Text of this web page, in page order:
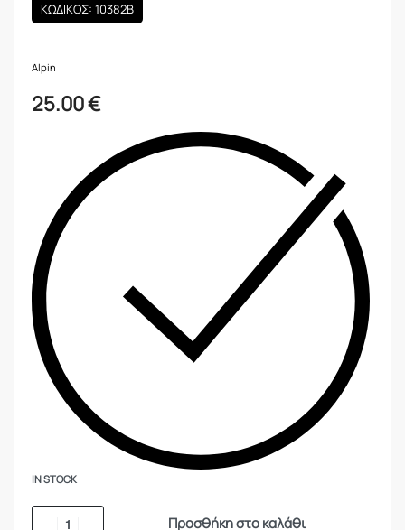
ΚΩΔΙΚΟΣ: 10382B
Alpin
25.00€
IN STOCK
Προσθήκη στο καλάθι